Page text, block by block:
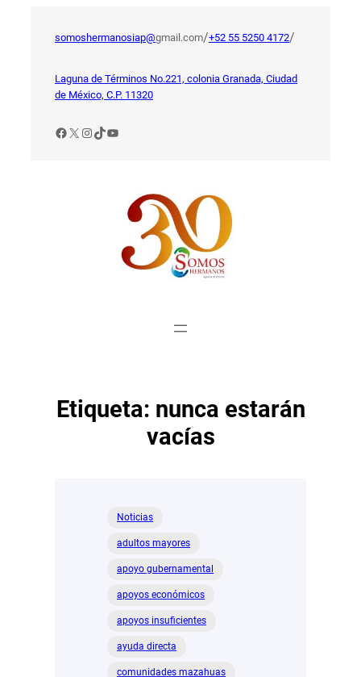
somoshermanosiap@gmail.com/+52 55 5250 4172/
Laguna de Términos No.221, colonia Granada, Ciudad
de México, C.P. 11320
Facebook
X Instagram
TikTok
YouTube
Etiqueta: nunca estarán
vacías
Noticias
adultos mayores
apoyo gubernamental
apoyos económicos
apoyos insuficientes
ayuda directa
comunidades mazahuas